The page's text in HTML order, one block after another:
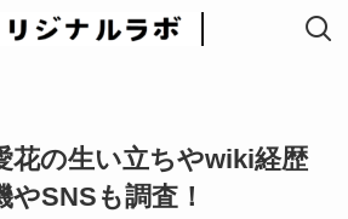
花の生い立ちやwiki経歴
やSNSも調査！